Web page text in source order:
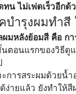
ทน ไม่เฟดเร็วอีก
บำรุงผมทำ
ผมหลังย้อมสี คือ
นตอนแรกของวิธี
การสระผมด้วยน้ำ
ง่ายแล้ว ยังทำให้